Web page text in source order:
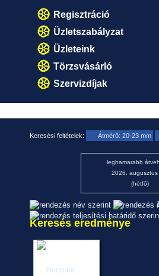
Regisztráció
Üzletszabályzat
Üzleteink
Törzsvásárló
Szervizdíjak
Keresési feltételek: Átmérő: 20-23 mm
leghamarabb
2026. augusztus
(hétfő)
Keresés eredménye